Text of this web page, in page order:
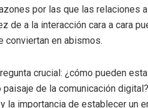
por las que las relaciones
de a la interacción cara a cara
conviertan en abismos.
crucial: ¿cómo pueden
de la comunicación
la importancia de establecer un